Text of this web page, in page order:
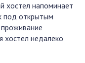
хостел напоминает
под открытым
хостел недалеко